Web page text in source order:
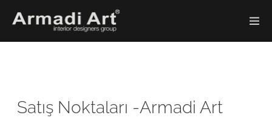
Satış Noktaları -Armadi Art